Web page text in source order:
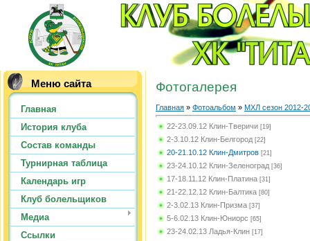
Меню сайта
Главная
История клуба
Состав команды
Турнирная таблица
Календарь игр
Клуб болельщиков
Медиа
Ссылки
Фотогалерея
Главная » Фотоальбом » МХЛ сезон 2012-
22-23.09.12 Клин-Тверичи [19]
2-3.10.12 Клин-Белгород [22]
20-21.10.12 Клин-Дмитров [21]
23-24.10.12 Клин-Зеленоград [36]
17-18.11.12 Клин-Платина [31]
21-22.12.12 Клин-Балтика [80]
2-3.02.13 Клин-Призма [37]
5-6.02.13 Клин-Юниорс [65]
23-24.02.13 Ладья-Клин [17]